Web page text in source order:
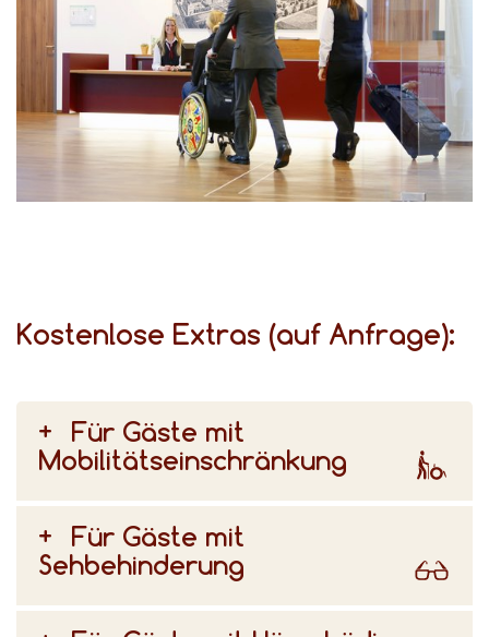
Kostenlose Extras (auf Anfrage):
Für Gäste mit
Mobilitätseinschränkung
Für Gäste mit
Sehbehinderung